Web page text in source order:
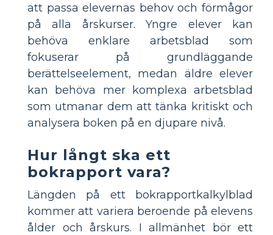
att passa elevernas behov och förmågor
på alla årskurser. Yngre elever kan
behöva enklare arbetsblad som
fokuserar på grundläggande
berättelseelement, medan äldre elever
kan behöva mer komplexa arbetsblad
som utmanar dem att tänka kritiskt och
analysera boken på en djupare nivå.
Hur långt ska ett
bokrapport vara?
Längden på ett bokrapportkalkylblad
kommer att variera beroende på elevens
ålder och årskurs. I allmänhet bör ett